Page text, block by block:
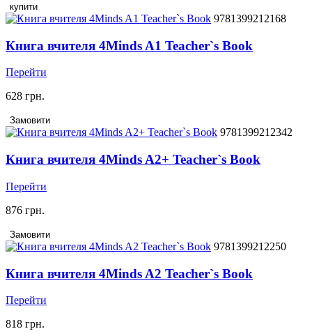
купити
9781399212168
Книга вчителя 4Minds A1 Teacher`s Book
Перейти
628 грн.
Замовити
9781399212342
Книга вчителя 4Minds A2+ Teacher`s Book
Перейти
876 грн.
Замовити
9781399212250
Книга вчителя 4Minds A2 Teacher`s Book
Перейти
818 грн.